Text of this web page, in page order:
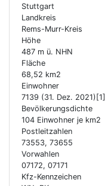
Stuttgart
Landkreis
Rems-Murr-Kreis
Höhe
487 m ü. NHN
Fläche
68,52 km2
Einwohner
7139 (31. Dez. 2021)[1]
Bevölkerungsdichte
104 Einwohner je km2
Postleitzahlen
73553, 73655
Vorwahlen
07172, 07171
Kfz-Kennzeichen